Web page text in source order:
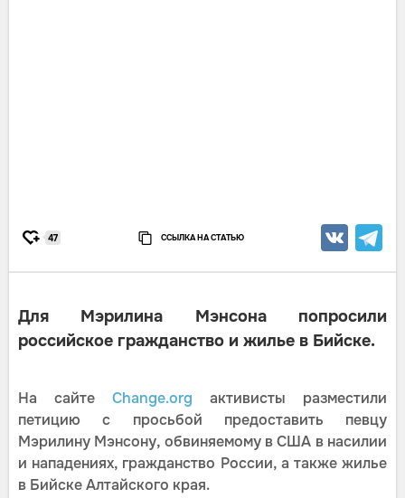
47 ССЫЛКА НА СТАТЬЮ
Для Мэрилина Мэнсона попросили
российское гражданство и жилье в Бийске.
На сайте Change.org активисты разместили
петицию с просьбой предоставить певцу
Мэрилину Мэнсону, обвиняемому в США в насилии
и нападениях, гражданство России, а также жилье
в Бийске Алтайского края.